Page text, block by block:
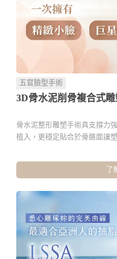
五官臉型手術
3D骨水泥削骨複合式雕
骨水泥整形雕塑手術具支撐力
植入，更穩定貼合於骨骼面讓